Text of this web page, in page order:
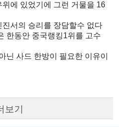
에 있었기에 그런 거물을 16
서의 승리를 장담할수 없다
한동안 중국랭킹1위를 고수
닌 사드 한방이 필요한 이유이
보기